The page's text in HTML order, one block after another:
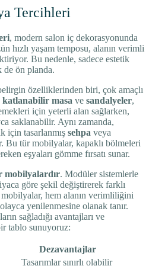
Tercihleri
, modern salon iç dekorasyonunda
hızlı yaşam temposu, alanın verimli
Bu nedenle, sadece estetik
de ön planda.
özelliklerinden biri, çok amaçlı
katlanabilir masa ve sandalyeler,
için yeterli alan sağlarken,
saklanabilir. Aynı zamanda,
için tasarlanmış sehpa veya
Bu tür mobilyalar, kapaklı bölmeleri
eşyaları gömme fırsatı sunar.
mobilyalardır. Modüler sistemlerle
göre şekil değiştirerek farklı
hem alanın verimliliğini
yenilenmesine olanak tanır.
sağladığı avantajları ve
tablo sunuyoruz:
Dezavantajlar
Tasarımlar sınırlı olabilir